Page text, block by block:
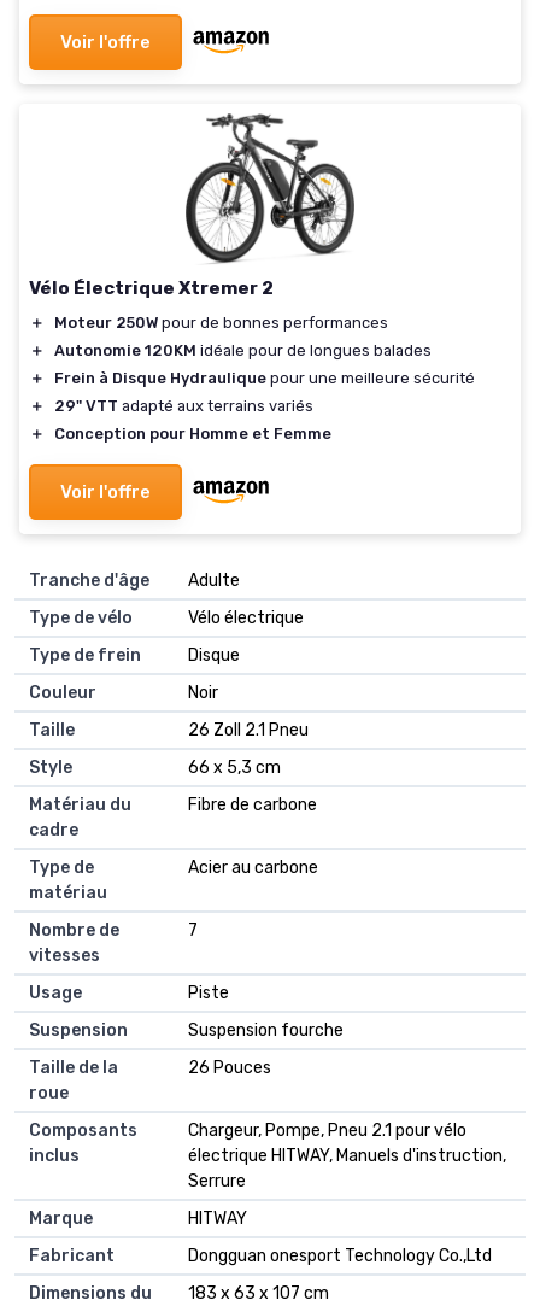
Voir l'offre
Vélo Électrique Xtremer 2
＋ Moteur 250W pour de bonnes performances
＋
Autonomie 120KM idéale pour de longues balades
＋
Frein à Disque Hydraulique pour une meilleure sécurité
＋
29" VTT adapté aux terrains variés
＋
Conception pour Homme et Femme
Voir l'offre
Tranche d'âge
‎Adulte
Type de vélo
‎Vélo électrique
Type de frein
‎Disque
Couleur
‎Noir
Taille
‎26 Zoll 2.1 Pneu
Style
‎66 x 5,3 cm
Matériau du
cadre
‎Fibre de carbone
Type de
matériau
‎Acier au carbone
Nombre de
vitesses
‎7
Usage
‎Piste
Suspension
‎Suspension fourche
Taille de la
roue
‎26 Pouces
Composants
inclus
‎Chargeur, Pompe, Pneu 2.1 pour vélo
électrique HITWAY, Manuels d'instruction,
Serrure
Marque
‎HITWAY
Fabricant
‎Dongguan onesport Technology Co.,Ltd
Dimensions du
‎183 x 63 x 107 cm